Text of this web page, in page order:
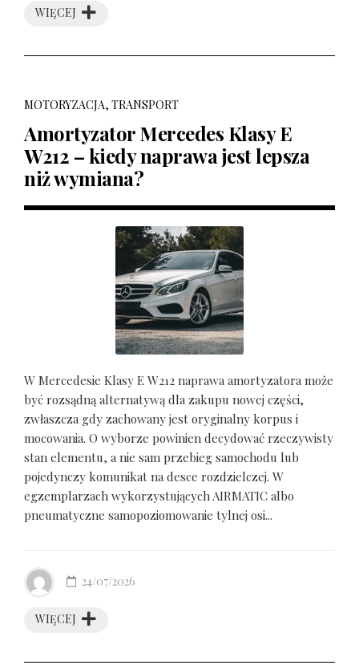
WIĘCEJ
MOTORYZACJA, TRANSPORT
Amortyzator Mercedes Klasy E
W212 – kiedy naprawa jest lepsza
niż wymiana?
W Mercedesie Klasy E W212 naprawa amortyzatora może
być rozsądną alternatywą dla zakupu nowej części,
zwłaszcza gdy zachowany jest oryginalny korpus i
mocowania. O wyborze powinien decydować rzeczywisty
stan elementu, a nie sam przebieg samochodu lub
pojedynczy komunikat na desce rozdzielczej. W
egzemplarzach wykorzystujących AIRMATIC albo
pneumatyczne samopoziomowanie tylnej osi...
WIĘCEJ
24/07/2026